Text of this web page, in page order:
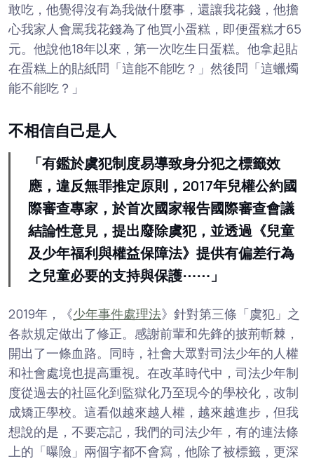
敢吃，他覺得沒有為我做什麼事，還讓我花錢，他擔
心我家人會罵我花錢為了他買小蛋糕，即便蛋糕才65
元。他說他18年以來，第一次吃生日蛋糕。他拿起貼
在蛋糕上的貼紙問「這能不能吃？」然後問「這蠟燭
能不能吃？」
不相信自己是人
「有鑑於虞犯制度易導致身分犯之標籤效
應，違反無罪推定原則，2017年兒權公約國
際審查專家，於首次國家報告國際審查會議
結論性意見，提出廢除虞犯，並透過《兒童
及少年福利與權益保障法》提供有偏差行為
之兒童必要的支持與保護⋯⋯」
2019年，《少年事件處理法》針對第三條「虞犯」之
各款規定做出了修正。感謝前輩和先鋒的披荊斬棘，
開出了一條血路。同時，社會大眾對司法少年的人權
和社會處境也提高重視。在改革時代中，司法少年制
度從過去的社區化到監獄化乃至現今的學校化，改制
成矯正學校。這看似越來越人權，越來越進步，但我
想說的是，不要忘記，我們的司法少年，有的連法條
上的「曝險」兩個字都不會寫，他除了被標籤，更深